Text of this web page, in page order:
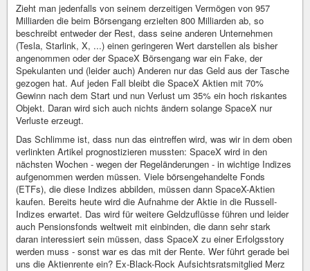
Zieht man jedenfalls von seinem derzeitigen Vermögen von 957
Milliarden die beim Börsengang erzielten 800 Milliarden ab, so
beschreibt entweder der Rest, dass seine anderen Unternehmen
(Tesla, Starlink, X, ...) einen geringeren Wert darstellen als bisher
angenommen oder der SpaceX Börsengang war ein Fake, der
Spekulanten und (leider auch) Anderen nur das Geld aus der Tasche
gezogen hat. Auf jeden Fall bleibt die SpaceX Aktien mit 70%
Gewinn nach dem Start und nun Verlust um 35% ein hoch riskantes
Objekt. Daran wird sich auch nichts ändern solange SpaceX nur
Verluste erzeugt.
Das Schlimme ist, dass nun das eintreffen wird, was wir in dem oben
verlinkten Artikel prognostizieren mussten: SpaceX wird in den
nächsten Wochen - wegen der Regeländerungen - in wichtige Indizes
aufgenommen werden müssen. Viele börsengehandelte Fonds
(ETFs), die diese Indizes abbilden, müssen dann SpaceX-Aktien
kaufen. Bereits heute wird die Aufnahme der Aktie in die Russell-
Indizes erwartet. Das wird für weitere Geldzuflüsse führen und leider
auch Pensionsfonds weltweit mit einbinden, die dann sehr stark
daran interessiert sein müssen, dass SpaceX zu einer Erfolgsstory
werden muss - sonst war es das mit der Rente. Wer führt gerade bei
uns die Aktienrente ein? Ex-Black-Rock Aufsichtsratsmitglied Merz